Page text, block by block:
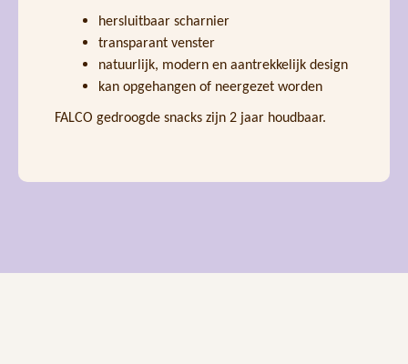
hersluitbaar scharnier
transparant venster
natuurlijk, modern en aantrekkelijk design
kan opgehangen of neergezet worden
FALCO gedroogde snacks zijn 2 jaar houdbaar.